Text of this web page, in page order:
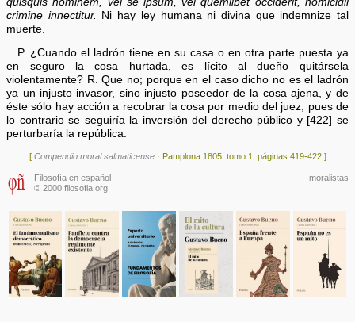
crimine innectitur.
Ni hay ley humana ni divina que indemnize tal
muerte.
P. ¿Cuando el ladrón tiene en su casa o en otra parte puesta ya
en seguro la cosa hurtada, es lícito al dueño quitársela
violentamente? R. Que no; porque en el caso dicho no es el ladrón
ya un injusto invasor, sino injusto poseedor de la cosa ajena, y de
éste sólo hay acción a recobrar la cosa por medio del juez; pues de
lo contrario se seguiría la inversión del derecho público y [422] se
perturbaría la república.
[ Compendio moral salmaticense· Pamplona 1805, tomo 1, páginas 419-422 ]
Filosofía en español
© 2000 filosofia.org
moralistas